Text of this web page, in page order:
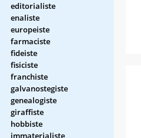
editorialiste
enaliste
europeiste
farmaciste
fideiste
fisiciste
franchiste
galvanostegiste
genealogiste
giraffiste
hobbiste
immaterialiste